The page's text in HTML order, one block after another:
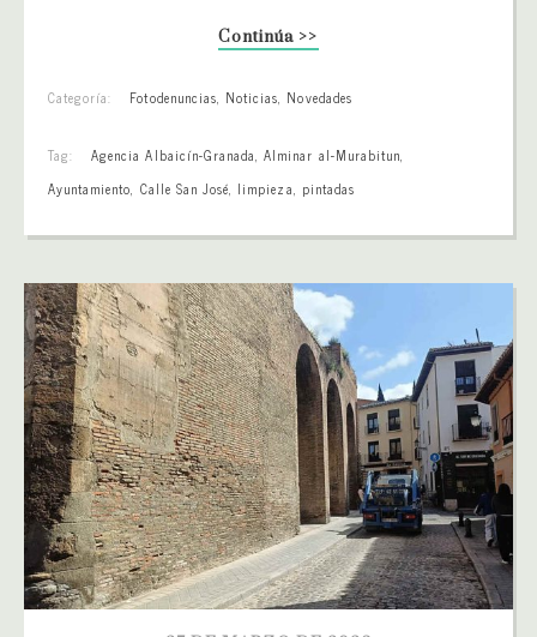
Continúa >>
Categoría: Fotodenuncias, Noticias, Novedades
Tag: Agencia Albaicín-Granada,Alminar al-Murabitun,
Ayuntamiento, Calle San José, limpieza, pintadas